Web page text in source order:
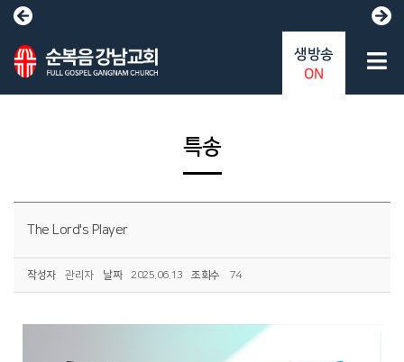
특송
The Lord's Player
작성자 관리자 날짜 2025.06.13 조회수 74
생방송
ON